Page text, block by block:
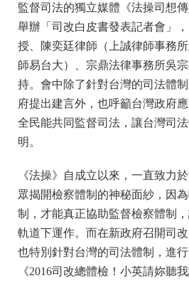
監督司法的獨立媒體《法操司想
舉辦「司改白皮書發表記者會」
授、陳奕廷律師（上誠律師事務
師易台大）、宗鼎法律事務所吳
持。會中除了針對台灣的司法體
府提出建言外，也呼籲台灣政府
全民能共同監督司法，讓台灣司
明。
《法操》自成立以來，一直致力
眾揭開檢察體制的神秘面紗，因
制，才能真正協助監督檢察體制
軌道下運作。而在新政府召開司
也特別針對台灣的司法體制，進
《2016司改總體檢！小英請妳聽